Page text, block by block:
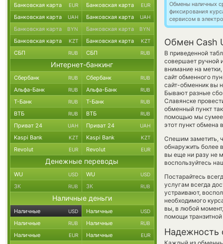
Обмены наличных
фиксирования
сервисом в
Обмен Cash
В приведенной
совершает ручной
внимание на
сайт обменного
сайт-обменник вы
Бывают разные
Славянске
обменный пункт
помощью мы
этот пункт обмена
Спешим заметить,
обнаружить более
вы еще ни разу не
воспользуйтесь
Постарайтесь
услугам всегда
устраивают,
необходимого
вы, в любой
помощи
Надежность
Банковская карта EUR Банковская карта EUR
Банковская карта UAH Банковская карта UAH
Банковская карта BYN Банковская карта BYN
Банковская карта KZT Банковская карта KZT
СБП RUB СБП RUB
Интернет-банкинг
Сбербанк RUB Сбербанк RUB
Альфа-Банк RUB Альфа-Банк RUB
Т-Банк RUB Т-Банк RUB
ВТБ RUB ВТБ RUB
Приват 24 UAH Приват 24 UAH
Kaspi Bank KZT Kaspi Bank KZT
Revolut EUR Revolut EUR
Денежные переводы
WU USD WU USD
ЗК RUB ЗК RUB
Наличные деньги
Наличные USD Наличные USD
Наличные RUB Наличные RUB
Наличные EUR Наличные EUR